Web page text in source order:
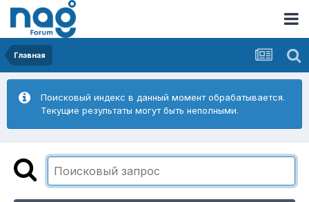
Главная
Поисковый индекс в данный момент обрабатывается.
Текущие результаты могут быть неполными.